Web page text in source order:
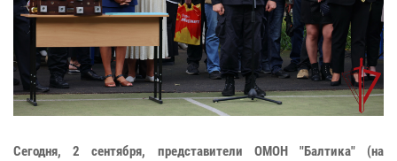
Сегодня, 2 сентября, представители ОМОН "Балтика" (на